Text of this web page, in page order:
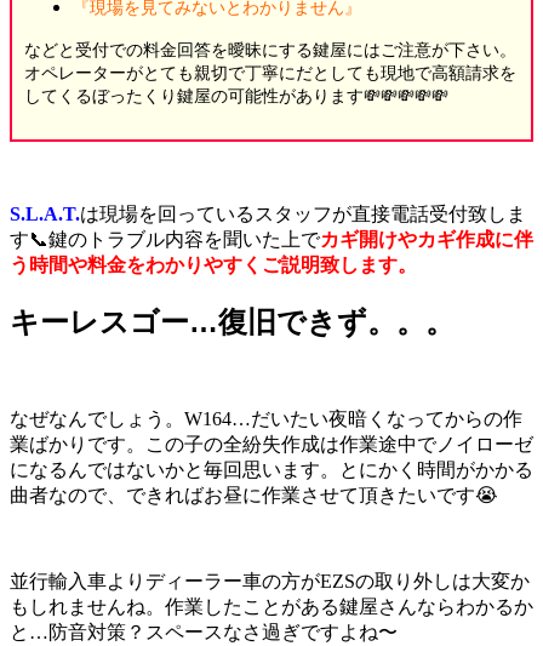
『現場を見てみないとわかりません』
などと受付での料金回答を曖昧にする鍵屋にはご注意が下さい。
オペレーターがとても親切で丁寧にだとしても現地で高額請求を
してくるぼったくり鍵屋の可能性があります💸💸💸💸💸
S.L.A.T.は現場を回っているスタッフが直接電話受付致しま
す📞鍵のトラブル内容を聞いた上でカギ開けやカギ作成に伴
う時間や料金をわかりやすくご説明致します。
キーレスゴー…復旧できず。。。
なぜなんでしょう。W164…だいたい夜暗くなってからの作
業ばかりです。この子の全紛失作成は作業途中でノイローゼ
になるんではないかと毎回思います。とにかく時間がかかる
曲者なので、できればお昼に作業させて頂きたいです😭
並行輸入車よりディーラー車の方がEZSの取り外しは大変か
もしれませんね。作業したことがある鍵屋さんならわかるか
と…防音対策？スペースなさ過ぎですよね〜